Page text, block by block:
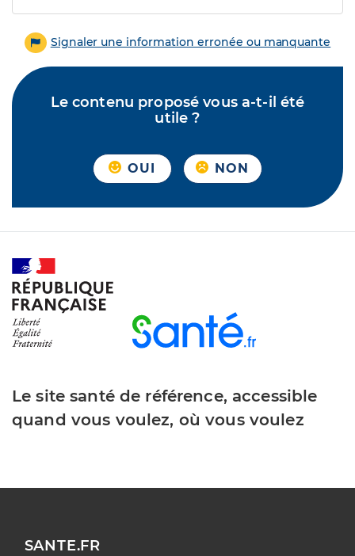
Signaler une information erronée ou manquante
Le contenu proposé vous a-t-il été
utile ?
OUI NON
Le site santé de référence, accessible
quand vous voulez, où vous voulez
SANTE.FR